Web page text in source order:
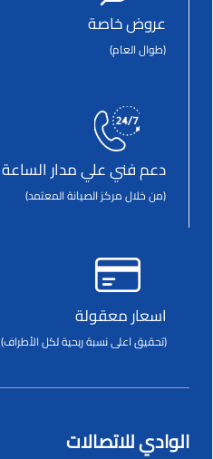
عروض خاصة
(طوال العام)
دعم فني علي مدار الساعة
(من خلال مركز الصيانة المعتمد)
اسعار معقولة
(تحقيق اعلى نسبة ربحية لكل الأطراف)
الوادي للاتصالات